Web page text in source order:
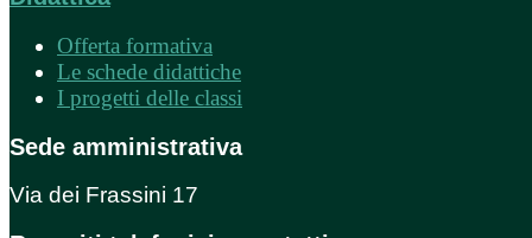
Offerta formativa
Le schede didattiche
I progetti delle classi
Sede amministrativa
Via dei Frassini 17